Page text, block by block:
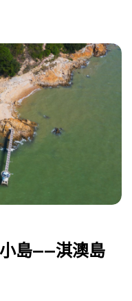
島——淇澳島